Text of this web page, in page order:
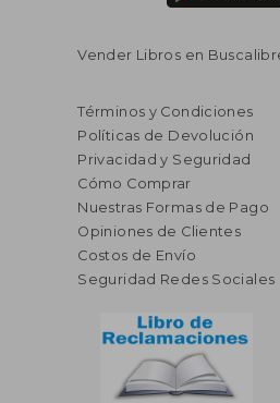
Vender Libros en
Términos y Condiciones
Políticas de Devolución
Privacidad y Seguridad
Cómo Comprar
Nuestras Formas de Pago
Opiniones de Clientes
Costos de Envío
Seguridad Redes Sociales